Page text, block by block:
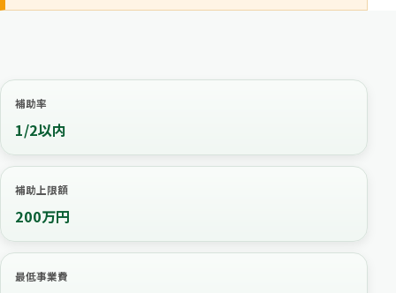
補助率
1/2以内
補助上限額
200万円
最低事業費